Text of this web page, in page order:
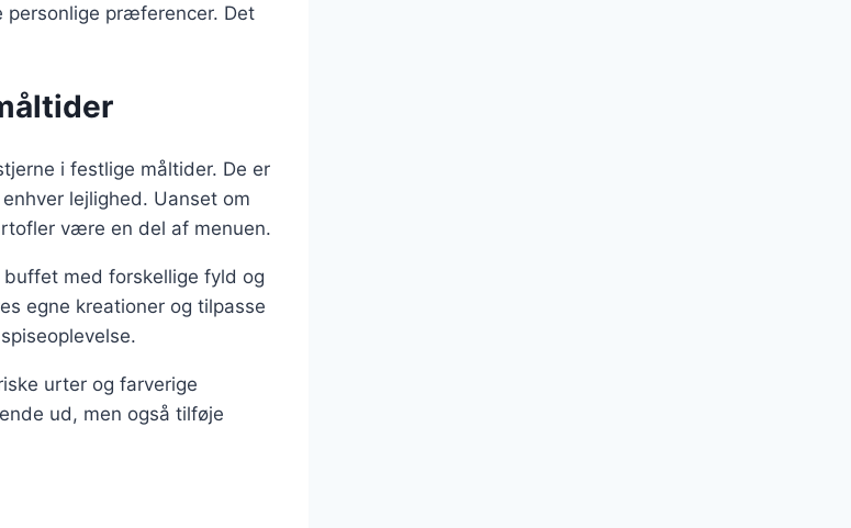
personlige præferencer. Det
i festlige måltider. De er
lejlighed. Uanset om
være en del af menuen.
med forskellige fyld og
egne kreationer og tilpasse
urter og farverige
ud, men også tilføje